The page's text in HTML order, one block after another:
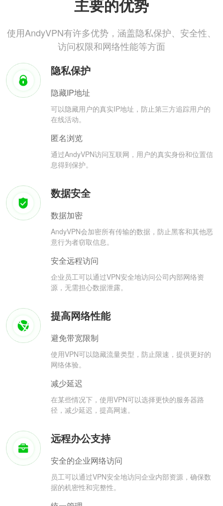
主要的优势
使用AndyVPN有许多优势，涵盖隐私保护、安全性、
访问权限和网络性能等方面
隐私保护
隐藏IP地址
可以隐藏用户的真实IP地址，防止第三方追踪用户的
在线活动。
匿名浏览
通过AndyVPN访问互联网，用户的真实身份和位置信
息得到保护。
数据安全
数据加密
AndyVPN会加密所有传输的数据，防止黑客和其他恶
意行为者窃取信息。
安全远程访问
企业员工可以通过VPN安全地访问公司内部网络资
源，无需担心数据泄露。
提高网络性能
避免带宽限制
使用VPN可以隐藏流量类型，防止限速，提供更好的
网络体验。
减少延迟
在某些情况下，使用VPN可以选择更快的服务器路
径，减少延迟，提高网速。
远程办公支持
安全的企业网络访问
员工可以通过VPN安全地访问企业内部资源，确保数
据的机密性和完整性。